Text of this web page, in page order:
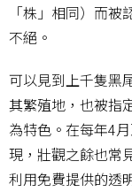
「株」相同）而
不絕。
可以見到上千隻黑
其繁殖地，也被指
為特色。在每年4
現，壯觀之餘也常
利用免費提供的透